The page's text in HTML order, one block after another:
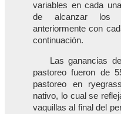
variables en cada
de alcanzar los
anteriormente con
continuación.
Las ganancias
pastoreo fueron de
pastoreo en
nativo, lo cual se
vaquillas al final del